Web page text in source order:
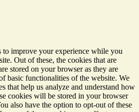
to improve your experience while you
Out of these, the cookies that are
stored on your browser as they are
basic functionalities of the website. We
that help us analyze and understand how
cookies will be stored in your browser
also have the option to opt-out of these